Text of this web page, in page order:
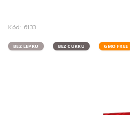
Kód: 6133
BEZ LEPKU BEZ CUKRU GMO FREE